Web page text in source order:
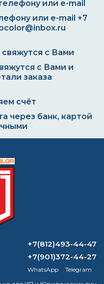
или e-mail +7
с Вами и
заказа
через банк, картой
транспортной
краска?
+7(812)493-44-47
+7(901)372-44-27
WhatsApp
Telegram